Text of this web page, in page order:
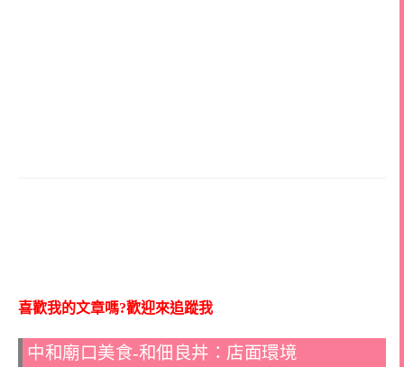
喜歡我的文章嗎?歡迎來追蹤我
中和廟口美食-和佃良丼：店面環境